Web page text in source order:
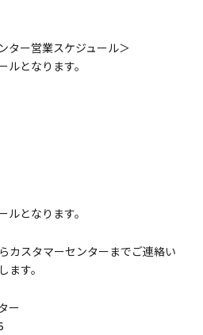
ター営業スケジュール＞
となります。
となります。
カスタマーセンターまでご連絡い
ます。
ー